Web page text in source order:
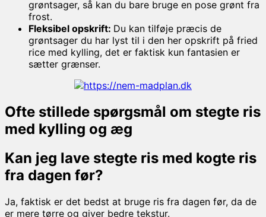
grøntsager, så kan du bare bruge en pose grønt fra
frost.
Fleksibel opskrift: Du kan tilføje præcis de
grøntsager du har lyst til i den her opskrift på fried
rice med kylling, det er faktisk kun fantasien er
sætter grænser.
Ofte stillede spørgsmål om stegte ris
med kylling og æg
Kan jeg lave stegte ris med kogte ris
fra dagen før?
Ja, faktisk er det bedst at bruge ris fra dagen før, da de
er mere tørre og giver bedre tekstur.